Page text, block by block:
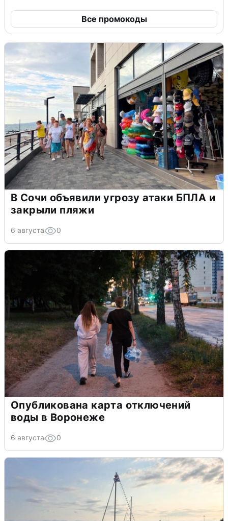
Все промокоды
В Сочи объявили угрозу атаки БПЛА и
закрыли пляжи
6 августа 0
Опубликована карта отключений
воды в Воронеже
6 августа 0